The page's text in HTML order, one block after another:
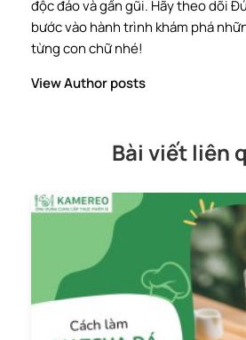
độc đáo và gần gũi. Hãy theo dõi
bước vào hành trình khám phá
từng con chữ nhé!
View Author posts
Bài viết liên